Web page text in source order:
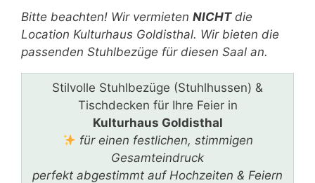
Bitte beachten! Wir vermieten NICHTdie
Location Kulturhaus Goldisthal. Wir bieten die
passenden Stuhlbezüge für diesen Saal an.
Stilvolle Stuhlbezüge (Stuhlhussen) &
Tischdecken für Ihre Feier in
Kulturhaus Goldisthal
für einen festlichen, stimmigen
Gesamteindruck
perfekt abgestimmt auf Hochzeiten & Feiern